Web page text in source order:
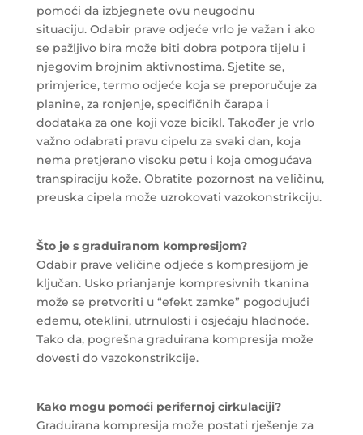
pomoći da izbjegnete ovu neugodnu
situaciju. Odabir prave odjeće vrlo je važan i ako
se pažljivo bira može biti dobra potpora tijelu i
njegovim brojnim aktivnostima. Sjetite se,
primjerice, termo odjeće koja se preporučuje za
planine, za ronjenje, specifičnih čarapa i
dodataka za one koji voze bicikl. Također je vrlo
važno odabrati pravu cipelu za svaki dan, koja
nema pretjerano visoku petu i koja omogućava
transpiraciju kože. Obratite pozornost na veličinu,
preuska cipela može uzrokovati vazokonstrikciju.
Što je s graduiranom kompresijom?
Odabir prave veličine odjeće s kompresijom je
ključan. Usko prianjanje kompresivnih tkanina
može se pretvoriti u “efekt zamke” pogodujući
edemu, oteklini, utrnulosti i osjećaju hladnoće.
Tako da, pogrešna graduirana kompresija može
dovesti do vazokonstrikcije.
Kako mogu pomoći perifernoj cirkulaciji?
Graduirana kompresija može postati rješenje za